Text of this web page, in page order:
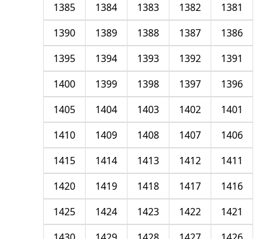
1381
1382
1383
1384
1385
1386
1387
1388
1389
1390
1391
1392
1393
1394
1395
1396
1397
1398
1399
1400
1401
1402
1403
1404
1405
1406
1407
1408
1409
1410
1411
1412
1413
1414
1415
1416
1417
1418
1419
1420
1421
1422
1423
1424
1425